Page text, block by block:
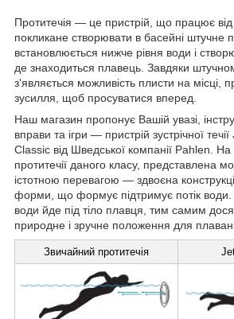
Протитечія — це пристрій, що працює
покликане створювати в басейні штучне
встановлюється нижче рівня води і
де знаходиться плавець. Завдяки
з'являється можливість плисти на місці,
зусилля, щоб просуватися вперед.
Наш магазин пропонує Вашій увазі,
вправи та ігри — пристрій зустрічної
Classiс від Шведської компанії Pahlen. На
протитечії даного класу, представлена
істотною перевагою — здвоєна
форми, що формує підтримує потік води.
води йде під тіло плавця, тим самим
природне і зручне положення для
Звичайний протитечія